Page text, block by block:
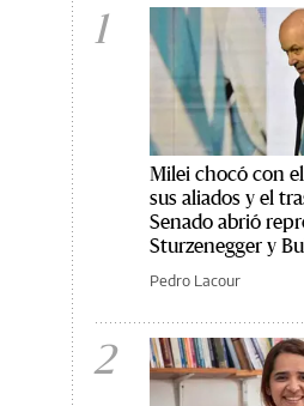
1
Milei chocó con
sus aliados y el
Senado abrió
Sturzenegger y
Pedro Lacour
2